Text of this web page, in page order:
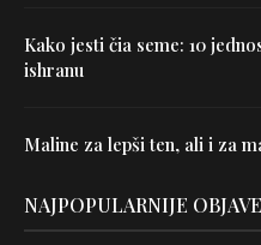
Kako jesti čia seme: 10
ishranu
Maline za lepši ten, ali i za
NAJPOPULARNIJE OBJAVE